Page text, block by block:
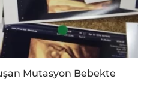
Mutasyon Bebekte